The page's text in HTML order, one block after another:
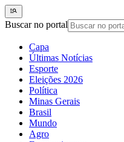
Buscar no portal
Capa
Últimas Notícias
Esporte
Eleições 2026
Política
Minas Gerais
Brasil
Mundo
Agro